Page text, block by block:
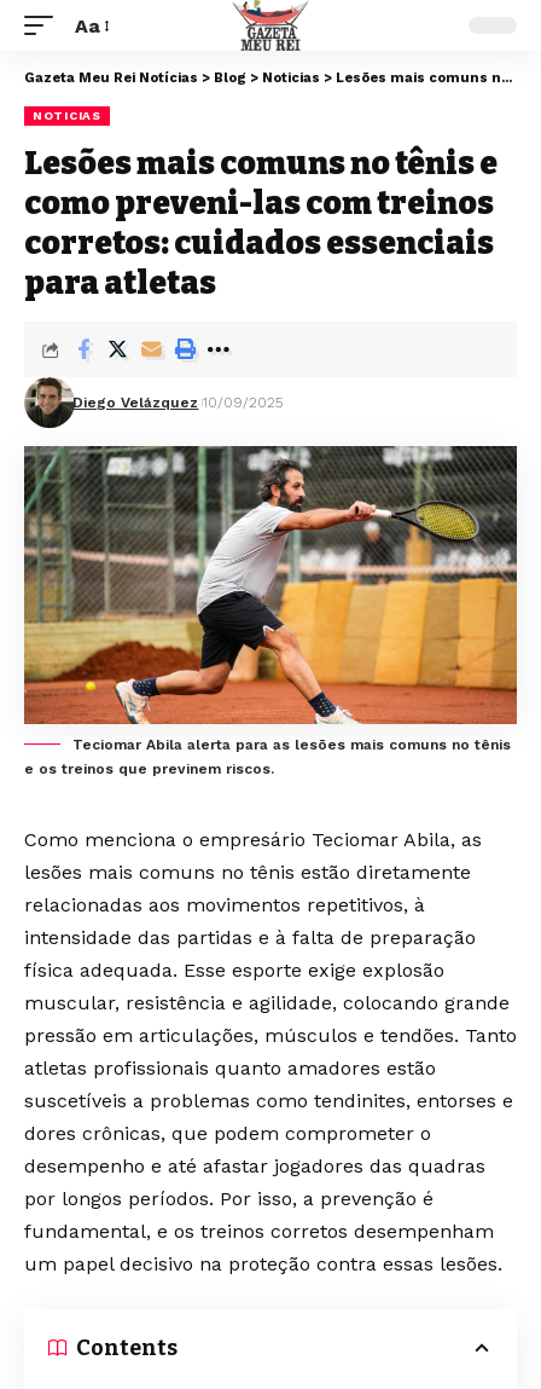
Aa
Gazeta Meu Rei Notícias > Blog > Noticias > Lesões mais comuns no tênis e como preveni-las com treinos corretos: cuidados essenciais para atletas
NOTICIAS
Lesões mais comuns no tênis e
como preveni-las com treinos
corretos: cuidados essenciais
para atletas
Diego Velázquez 10/09/2025
Teciomar Abila alerta para as lesões mais comuns no tênis
e os treinos que previnem riscos.
Como menciona o empresário Teciomar Abila, as
lesões mais comuns no tênis estão diretamente
relacionadas aos movimentos repetitivos, à
intensidade das partidas e à falta de preparação
física adequada. Esse esporte exige explosão
muscular, resistência e agilidade, colocando grande
pressão em articulações, músculos e tendões. Tanto
atletas profissionais quanto amadores estão
suscetíveis a problemas como tendinites, entorses e
dores crônicas, que podem comprometer o
desempenho e até afastar jogadores das quadras
por longos períodos. Por isso, a prevenção é
fundamental, e os treinos corretos desempenham
um papel decisivo na proteção contra essas lesões.
Contents